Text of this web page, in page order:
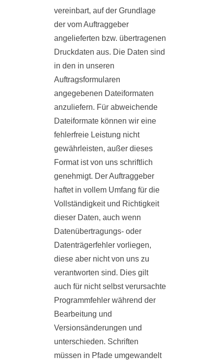
vereinbart, auf der Grundlage
der vom Auftraggeber
angelieferten bzw. übertragenen
Druckdaten aus. Die Daten sind
in den in unseren
Auftragsformularen
angegebenen Dateiformaten
anzuliefern. Für abweichende
Dateiformate können wir eine
fehlerfreie Leistung nicht
gewährleisten, außer dieses
Format ist von uns schriftlich
genehmigt. Der Auftraggeber
haftet in vollem Umfang für die
Vollständigkeit und Richtigkeit
dieser Daten, auch wenn
Datenübertragungs- oder
Datenträgerfehler vorliegen,
diese aber nicht von uns zu
verantworten sind. Dies gilt
auch für nicht selbst verursachte
Programmfehler während der
Bearbeitung und
Versionsänderungen und
unterschieden. Schriften
müssen in Pfade umgewandelt